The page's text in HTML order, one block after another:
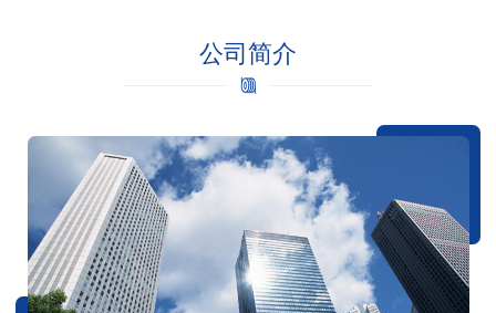
公司简介